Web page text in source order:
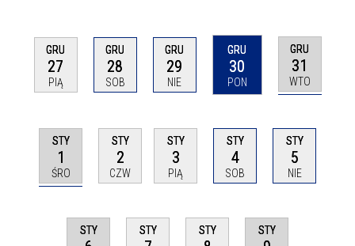
GRU
27
PIĄ
GRU
28
SOB
GRU
29
NIE
GRU
30
PON
GRU
31
WTO
STY
1
ŚRO
STY
2
CZW
STY
3
PIĄ
STY
4
SOB
STY
5
NIE
STY STY STY STY